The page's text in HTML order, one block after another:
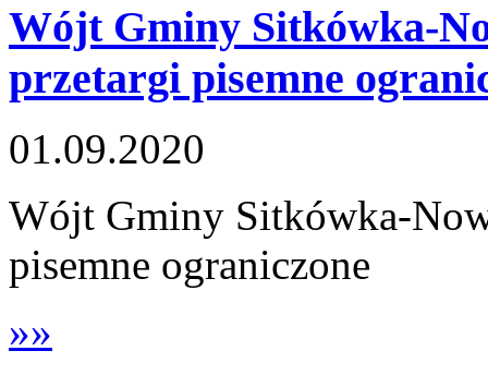
Wójt Gminy Sitkówka-
przetargi pisemne
01.09.2020
Wójt Gminy Sitkówka-
pisemne ograniczone
»»